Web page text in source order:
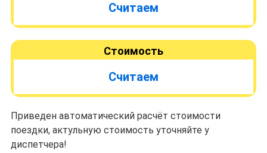
Считаем
Стоимость
Считаем
Приведен автоматический расчёт стоимости
поездки, актульную стоимость уточняйте у
диспетчера!